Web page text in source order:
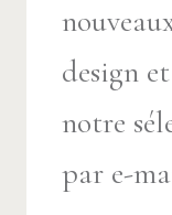
design
notre
par e-